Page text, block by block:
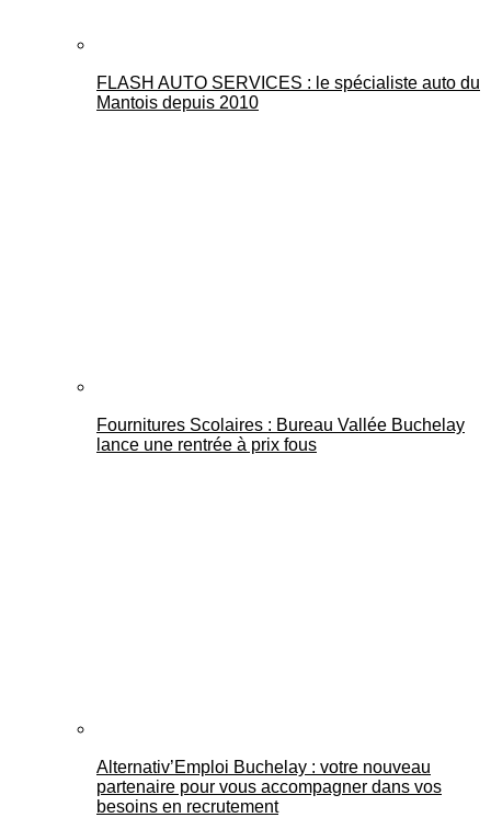
FLASH AUTO SERVICES : le spécialiste auto du
Mantois depuis 2010
Fournitures Scolaires : Bureau Vallée Buchelay
lance une rentrée à prix fous
Alternativ’Emploi Buchelay : votre nouveau
partenaire pour vous accompagner dans vos
besoins en recrutement